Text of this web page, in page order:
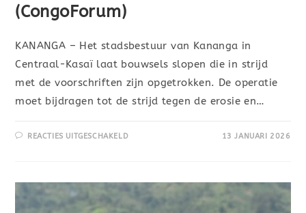
(CongoForum)
KANANGA – Het stadsbestuur van Kananga in
Centraal-Kasaï laat bouwsels slopen die in strijd
met de voorschriften zijn opgetrokken. De operatie
moet bijdragen tot de strijd tegen de erosie en…
REACTIES UITGESCHAKELD 13 JANUARI 2026